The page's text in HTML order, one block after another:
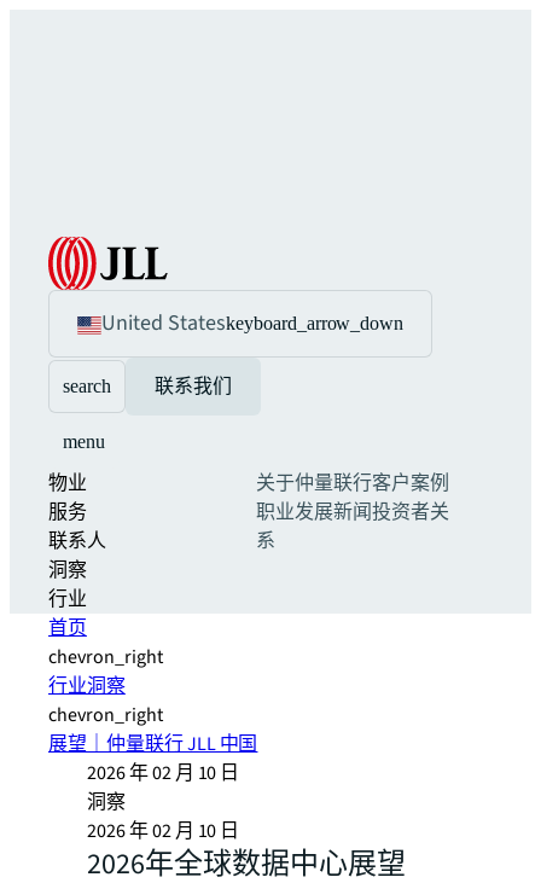
United Stateskeyboard_arrow_down
search 联系我们
menu
物业
服务
联系人
洞察
行业
关于仲量联行客户案例
职业发展新闻投资者关
系
首页
chevron_right
行业洞察
chevron_right
展望｜仲量联行 JLL 中国
2026 年 02 月 10 日
洞察
2026 年 02 月 10 日
2026年全球数据中心展望